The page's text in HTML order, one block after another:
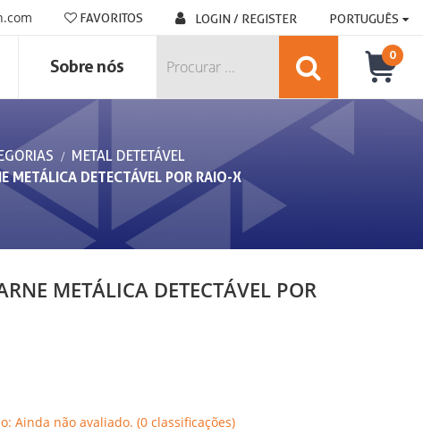
FAVORITOS LOGIN / REGISTER PORTUGUÊS
Sobre nós
0
METAL DETETÁVEL
METÁLICA DETECTÁVEL POR RAIO-X
METÁLICA DETECTÁVEL POR
Ainda não avaliado. (0 classificações)